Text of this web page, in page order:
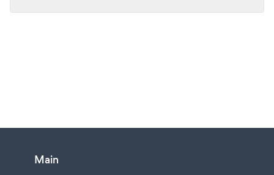
Main